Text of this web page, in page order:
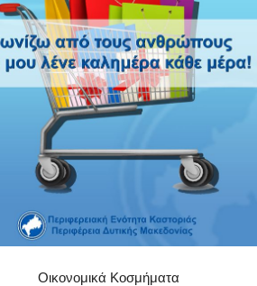
Οικονομικά Κοσμήματα